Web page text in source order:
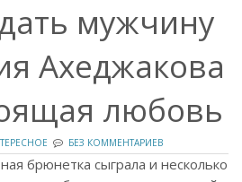
мужчину
Ахеджакова
любовь
БЕЗ КОММЕНТАРИЕВ
брюнетка сыграла и несколько